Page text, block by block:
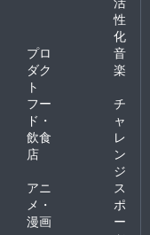
性
化
プロ
ダク
ト
音
楽
フー
ド・
飲食
店
チ
ャ
レ
ン
ジ
アニ
メ・
漫画
ス
ポ
ー